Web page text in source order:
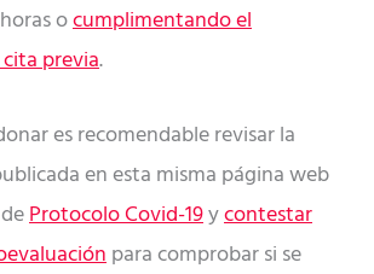
ocumplimentando el
previa.
es recomendable revisar la
en esta misma página web
Protocolo Covid-19ycontestar
para comprobar si se